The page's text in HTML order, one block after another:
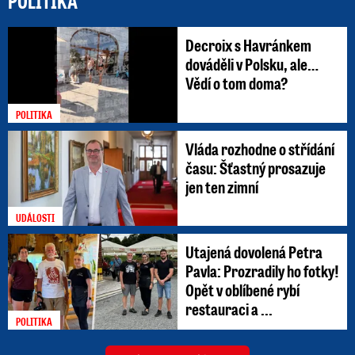
POLITIKA
Decroix s Havránkem
dováděli v Polsku, ale…
Vědí o tom doma?
UDÁLOSTI
Vláda rozhodne o střídání
času: Šťastný prosazuje
jen ten zimní
POLITIKA
Utajená dovolená Petra
Pavla: Prozradily ho fotky!
Opět v oblíbené rybí
restauraci a ...